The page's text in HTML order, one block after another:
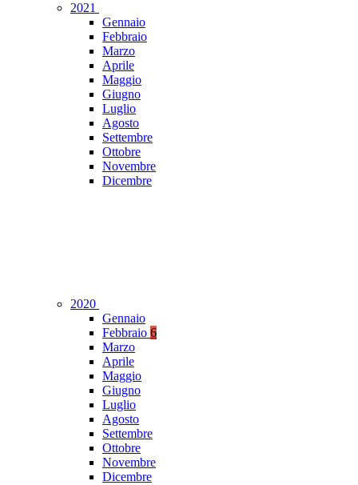
2021
Gennaio
Febbraio
Marzo
Aprile
Maggio
Giugno
Luglio
Agosto
Settembre
Ottobre
Novembre
Dicembre
2020
Gennaio
Febbraio 6
Marzo
Aprile
Maggio
Giugno
Luglio
Agosto
Settembre
Ottobre
Novembre
Dicembre